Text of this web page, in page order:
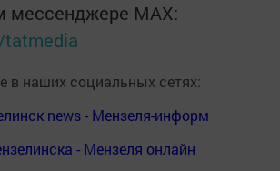
мессенджере MАХ:
в наших социальных сетях:
news - Мензеля-информ
- Мензеля онлайн